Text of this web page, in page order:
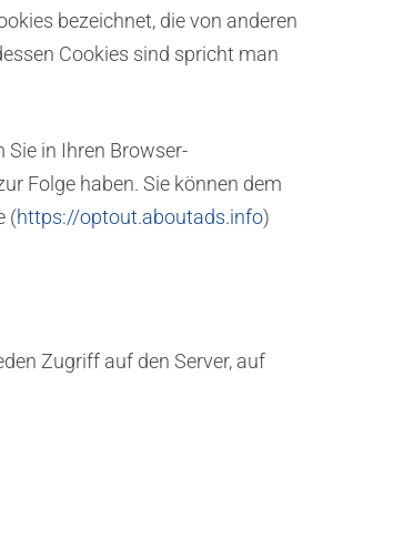
bezeichnet, die von anderen
Cookies sind spricht man
Sie in Ihren Browser-
Folge haben. Sie können dem
(https://optout.aboutads.info)
Zugriff auf den Server, auf